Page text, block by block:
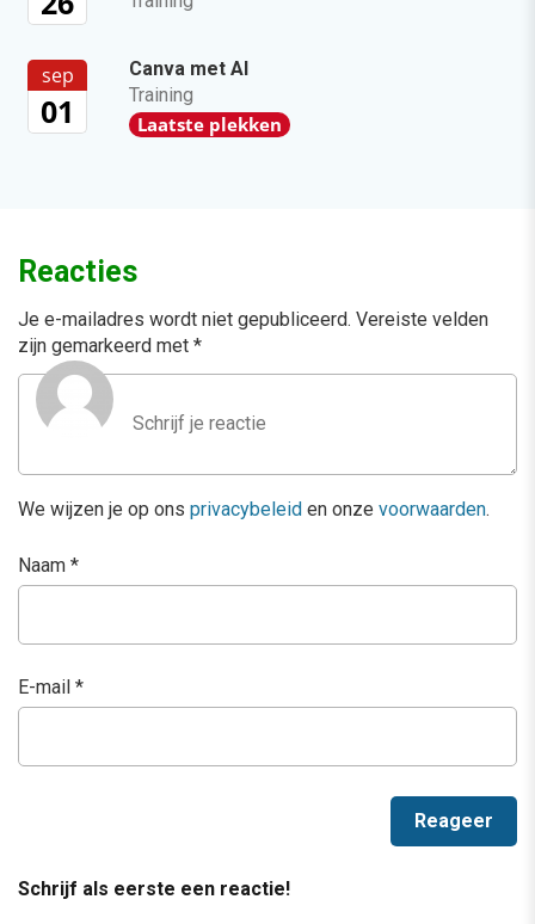
sep
01
Canva met AI
Training
Laatste plekken
Reacties
Je e-mailadres wordt niet gepubliceerd. Vereiste velden
zijn gemarkeerd met *
We wijzen je op ons privacybeleid en onze voorwaarden.
Naam *
E-mail *
Schrijf als eerste een reactie!